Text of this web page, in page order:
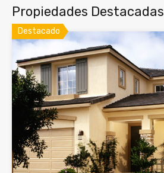
Propiedades Destacadas
Destacado